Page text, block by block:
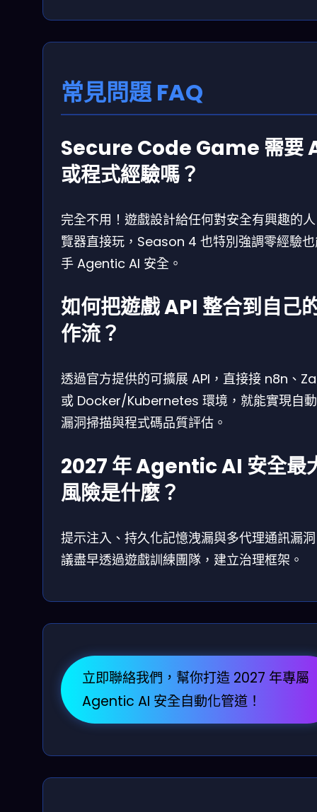
常見問題 FAQ
Secure Code Game 需要
或程式經驗嗎？
完全不用！遊戲設計給任何對安全有興趣的
覽器直接玩，Season 4 也特別強調零經驗
手 Agentic AI 安全。
如何把遊戲 API 整合到自己
作流？
透過官方提供的可擴展 API，直接接 n8n、
或 Docker/Kubernetes 環境，就能實現自
漏洞掃描與程式碼品質評估。
2027 年 Agentic AI 安全最
風險是什麼？
提示注入、持久化記憶洩漏與多代理通訊漏
議盡早透過遊戲訓練團隊，建立治理框架。
立即聯絡我們，幫你打造 2027 年專屬
Agentic AI 安全自動化管道！